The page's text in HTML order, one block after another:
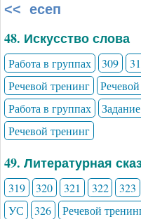
<< есеп
48. Искусство слова
Работа в группах 309
Речевой тренинг
Работа в группах
Речевой тренинг
49. Литературная
319 320 321 322 323
УС
326 Речевой